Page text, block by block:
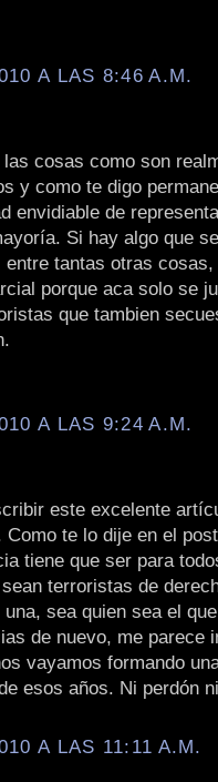
A LAS 8:46 A.M.
cosas como son
y como te digo
envidiable de
Si hay algo que
tantas otras
porque aca solo se
que tambien
A LAS 9:24 A.M.
este excelente
Como te lo dije en el
tiene que ser para
terroristas de
sea quien sea el
de nuevo, me parece
vayamos formando
esos años. Ni perdón
A LAS 11:11 A.M.